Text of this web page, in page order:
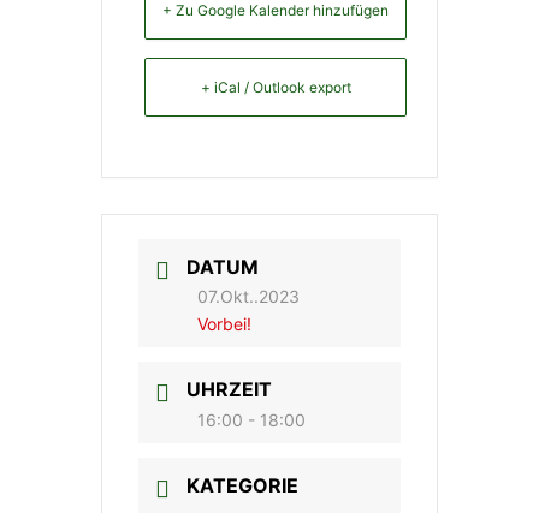
+ Zu Google Kalender hinzufügen
+ iCal / Outlook export
DATUM
07.Okt..2023
Vorbei!
UHRZEIT
16:00 - 18:00
KATEGORIE